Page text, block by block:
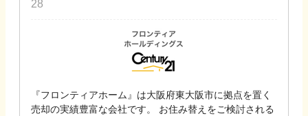
28
『フロンティアホーム』は大阪府東大阪市に拠点を置く
売却の実績豊富な会社です。 お住み替えをご検討される